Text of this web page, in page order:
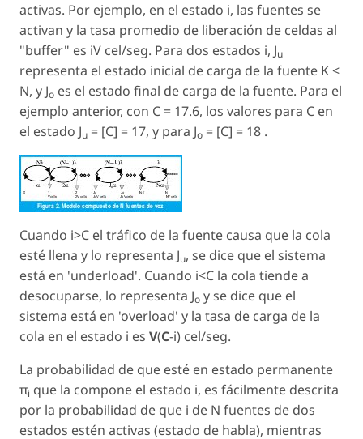
activas. Por ejemplo, en el estado i, las fuentes se
activan y la tasa promedio de liberación de celdas al
"buffer" es iV cel/seg. Para dos estados i, Ju
representa el estado inicial de carga de la fuente K <
N, y Jo es el estado final de carga de la fuente. Para el
ejemplo anterior, con C = 17.6, los valores para C en
el estado Ju = [C] = 17, y para Jo = [C] = 18 .
Cuando i>C el tráfico de la fuente causa que la cola
esté llena y lo representa Ju, se dice que el sistema
está en 'underload'. Cuando i<C la cola tiende a
desocuparse, lo representa Jo y se dice que el
sistema está en 'overload' y la tasa de carga de la
cola en el estado i es V(C-i) cel/seg.
La probabilidad de que esté en estado permanente
πi que la compone el estado i, es fácilmente descrita
por la probabilidad de que i de N fuentes de dos
estados estén activas (estado de habla), mientras